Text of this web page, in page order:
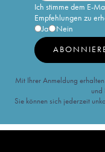
Ich stimme dem E-
Empfehlungen zu
Ja
Nein
Mit Ihrer Anmeldung
und
Sie können sich jederzeit